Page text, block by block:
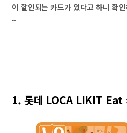
이 할인되는 카드가 있다고 하니 확
~
1. 롯데 LOCA LIKIT Eat